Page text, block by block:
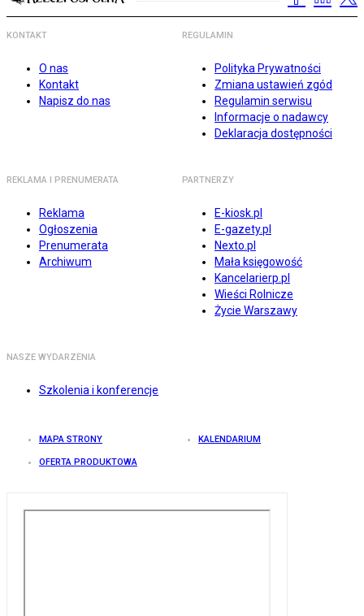
KONTAKT
O nas
Kontakt
Napisz do nas
REGULAMIN
Polityka Prywatności
Zmiana ustawień zgód
Regulamin serwisu
Informacje o nadawcy
Deklaracja dostępności
REKLAMA I PRENUMERATA
Reklama
Ogłoszenia
Prenumerata
Archiwum
PARTNERZY
E-kiosk.pl
E-gazety.pl
Nexto.pl
Mała księgowość
Kancelarierp.pl
Wieści Rolnicze
Życie Warszawy
NASZE WYDARZENIA
Szkolenia i konferencje
MAPA STRONY KALENDARIUM
OFERTA PRODUKTOWA